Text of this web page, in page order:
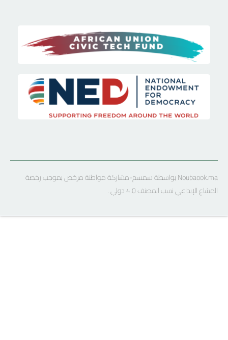
Noubaook.ma بواسطة سمسم-مشاركة مواطنة مرخص بموجب رخصة
المشاع الإبداعي نسب المصنف 4.0 دولي .